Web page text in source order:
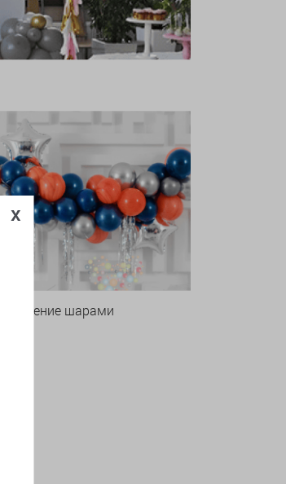
шарами
x